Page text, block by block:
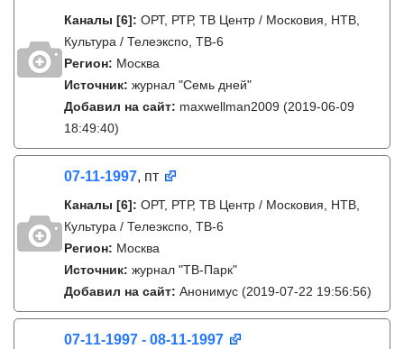
Каналы [6]: ОРТ, РТР, ТВ Центр / Московия, НТВ,
Культура / Телеэкспо, ТВ-6
Регион: Москва
Источник: журнал "Семь дней"
Добавил на сайт: maxwellman2009 (2019-06-09
18:49:40)
07-11-1997, пт
Каналы [6]: ОРТ, РТР, ТВ Центр / Московия, НТВ,
Культура / Телеэкспо, ТВ-6
Регион: Москва
Источник: журнал "ТВ-Парк"
Добавил на сайт: Анонимус (2019-07-22 19:56:56)
07-11-1997 - 08-11-1997